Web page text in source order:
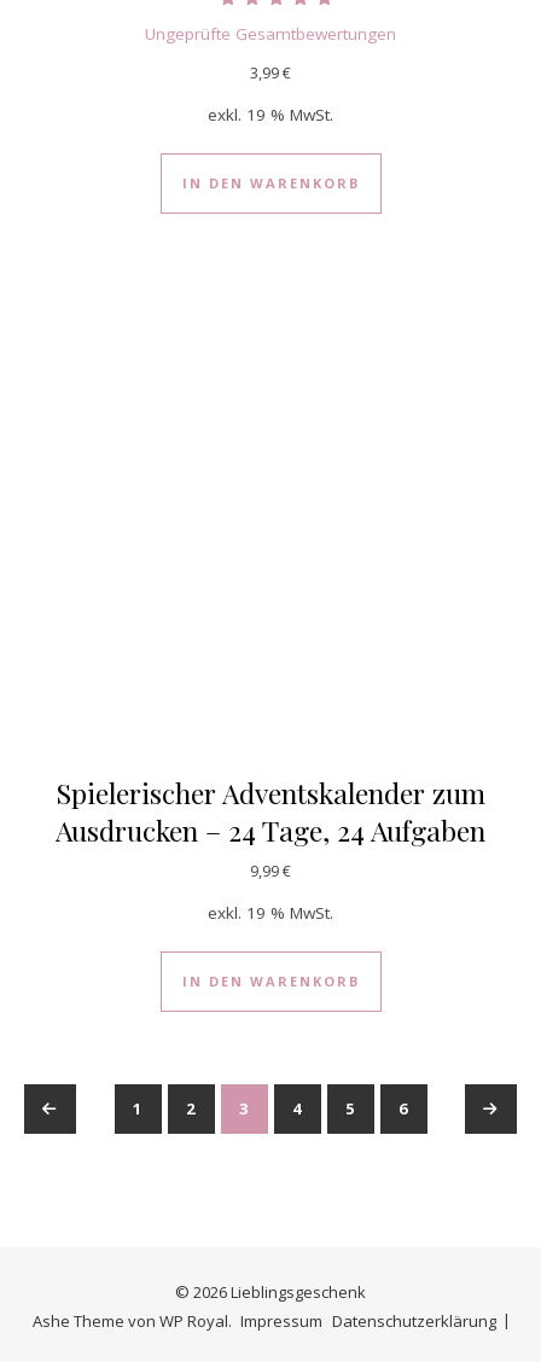
5.00
Ungeprüfte Gesamtbewertungen
3,99€
exkl. 19 % MwSt.
IN DEN WARENKORB
Spielerischer Adventskalender zum
Ausdrucken – 24 Tage, 24 Aufgaben
9,99€
exkl. 19 % MwSt.
IN DEN WARENKORB
1 2 3 4 5 6
© 2026 Lieblingsgeschenk
Impressum Datenschutzerklärung
Ashe Theme von WP Royal.